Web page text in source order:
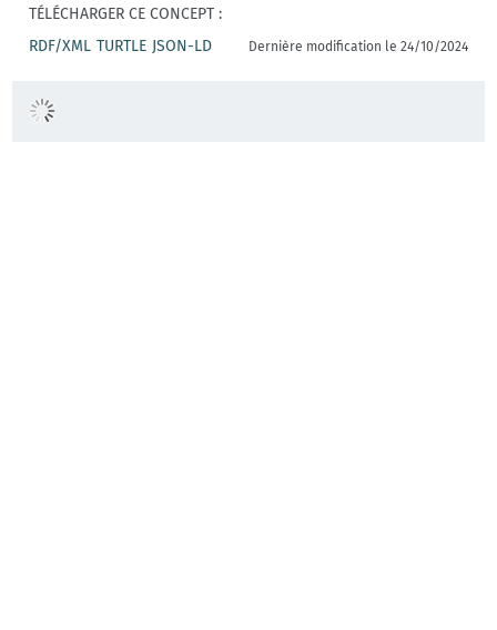
TÉLÉCHARGER CE CONCEPT :
RDF/XML TURTLE JSON-LD Dernière modification le 24/10/2024